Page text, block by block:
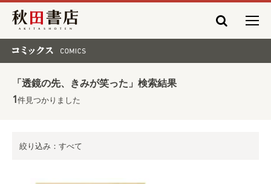
秋田書店
「透鏡の先、きみが笑った」検索結果
1件見つかりました
絞り込み：すべて